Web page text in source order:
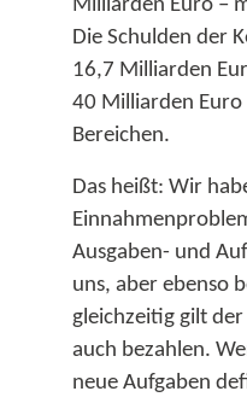
Milliarden Euro –
Die Schulden der
16,7 Milliarden
40 Milliarden Euro
Bereichen.​
Das heißt: Wir
Ausgaben- und
uns, aber ebenso
gleichzeitig gilt
auch bezahlen.
neue Aufgaben